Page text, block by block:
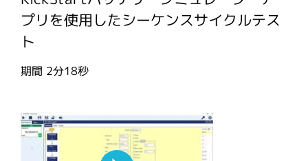
プリを使用したシーケンスサイクルテス
ト
期間 2分18秒